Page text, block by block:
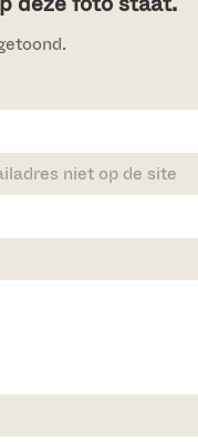
niet op de site